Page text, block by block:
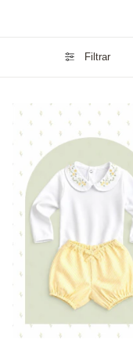
Filtrar